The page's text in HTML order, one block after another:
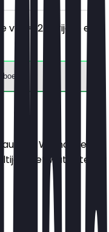
van €25 krijg je een
We houden
weet wat je te